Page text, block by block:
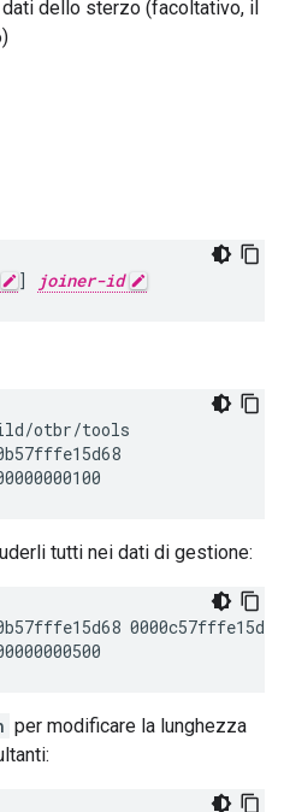
dello sterzo (facoltativo, il
] joiner-id
otbr/tools
tutti nei dati di gestione:
0000c57fffe15d68
per modificare la lunghezza